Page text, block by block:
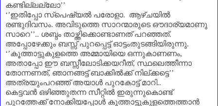
കണ്ടില്ലല്ലോ’’
‘’ഇതിപ്പോ സ്പെഷ്യൽ പരോളാ. ആഴ്ചയിൽ
രണ്ടുദിവസം. അവിടുത്തെ സാറന്മാരുടെ ഔദാര്യമാണു
സാറെ’’.. ശബ്ദം താഴ്ത്തിക്കൊണ്ടാണത് പറഞ്ഞത്.
അപ്പോഴേക്കും ബസ്സ് പുറപ്പെട്ട് ഓട്ടംതുടങ്ങിയിരുന്നു.
‘’കൂത്താട്ടുകുളത്തെ അമ്മായിയെ ഒന്നുകാണണം,
അതാപ്പോ ഈ ബസ്സീലോടിക്കയറീത്, സ്ഥലെത്തീന്നാ
തോന്നണത്, ഞാനങ്ങട്ട് ബാക്കിൽക്ക് നില്ക്കട്ടെ’’
അത്രയുംപറഞ്ഞ് അയാൾ പുറകോട്ട് മാറി..
കെട്ടവൻ ഒഴിഞ്ഞുതന്ന സീറ്റിൽ ഇരുന്നുകൊണ്ട്
പുറത്തേക്ക് നോക്കിയപ്പോൾ കൂത്താട്ടുകുളത്തെത്താൻ